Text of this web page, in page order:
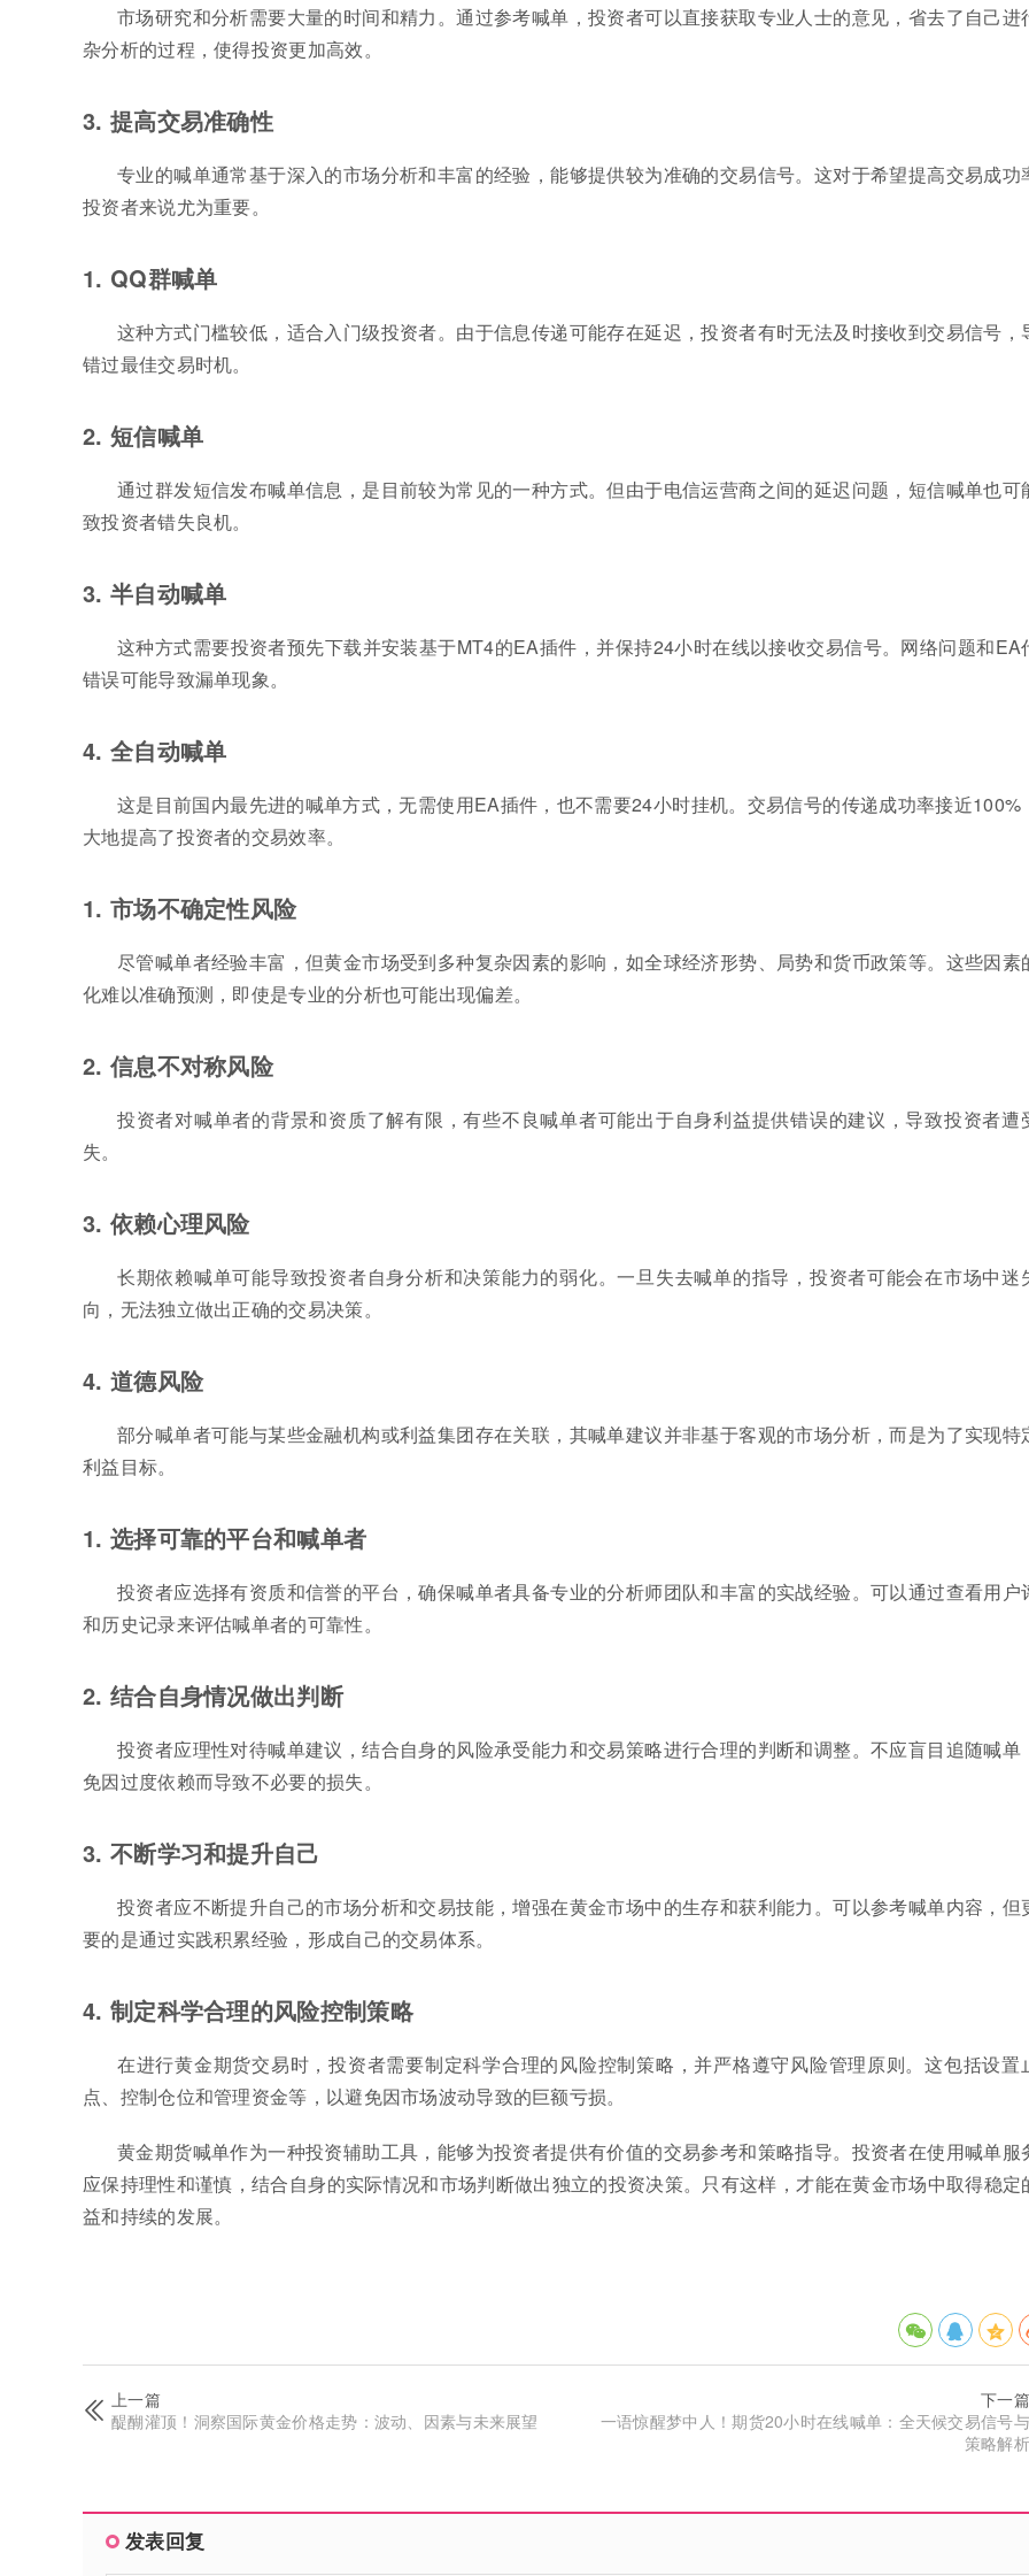
市场研究和分析需要大量的时间和精力。通过参考喊单，投资者可以直接获取专业人士的意见，省去了自己进
杂分析的过程，使得投资更加高效。
3. 提高交易准确性
专业的喊单通常基于深入的市场分析和丰富的经验，能够提供较为准确的交易信号。这对于希望提高交易成功
投资者来说尤为重要。
1. QQ群喊单
这种方式门槛较低，适合入门级投资者。由于信息传递可能存在延迟，投资者有时无法及时接收到交易信号，
错过最佳交易时机。
2. 短信喊单
通过群发短信发布喊单信息，是目前较为常见的一种方式。但由于电信运营商之间的延迟问题，短信喊单也可
致投资者错失良机。
3. 半自动喊单
这种方式需要投资者预先下载并安装基于MT4的EA插件，并保持24小时在线以接收交易信号。网络问题和EA
错误可能导致漏单现象。
4. 全自动喊单
这是目前国内最先进的喊单方式，无需使用EA插件，也不需要24小时挂机。交易信号的传递成功率接近100%
大地提高了投资者的交易效率。
1. 市场不确定性风险
尽管喊单者经验丰富，但黄金市场受到多种复杂因素的影响，如全球经济形势、局势和货币政策等。这些因素
化难以准确预测，即使是专业的分析也可能出现偏差。
2. 信息不对称风险
投资者对喊单者的背景和资质了解有限，有些不良喊单者可能出于自身利益提供错误的建议，导致投资者遭
失。
3. 依赖心理风险
长期依赖喊单可能导致投资者自身分析和决策能力的弱化。一旦失去喊单的指导，投资者可能会在市场中迷
向，无法独立做出正确的交易决策。
4. 道德风险
部分喊单者可能与某些金融机构或利益集团存在关联，其喊单建议并非基于客观的市场分析，而是为了实现特
利益目标。
1. 选择可靠的平台和喊单者
投资者应选择有资质和信誉的平台，确保喊单者具备专业的分析师团队和丰富的实战经验。可以通过查看用户
和历史记录来评估喊单者的可靠性。
2. 结合自身情况做出判断
投资者应理性对待喊单建议，结合自身的风险承受能力和交易策略进行合理的判断和调整。不应盲目追随喊单
免因过度依赖而导致不必要的损失。
3. 不断学习和提升自己
投资者应不断提升自己的市场分析和交易技能，增强在黄金市场中的生存和获利能力。可以参考喊单内容，但
要的是通过实践积累经验，形成自己的交易体系。
4. 制定科学合理的风险控制策略
在进行黄金期货交易时，投资者需要制定科学合理的风险控制策略，并严格遵守风险管理原则。这包括设置
点、控制仓位和管理资金等，以避免因市场波动导致的巨额亏损。
黄金期货喊单作为一种投资辅助工具，能够为投资者提供有价值的交易参考和策略指导。投资者在使用喊单服
应保持理性和谨慎，结合自身的实际情况和市场判断做出独立的投资决策。只有这样，才能在黄金市场中取得稳定
益和持续的发展。
上一篇
醍醐灌顶！洞察国际黄金价格走势：波动、因素与未来展望
下一篇
一语惊醒梦中人！期货20小时在线喊单：全天候交易信号与
策略解析
发表回复